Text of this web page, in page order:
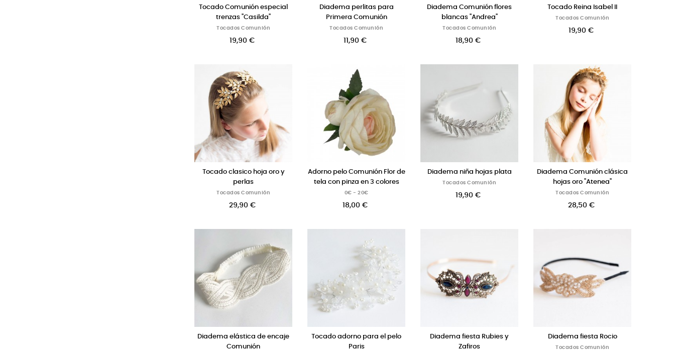
Tocado Comunión especial
trenzas "Casilda"
Tocados Comunión
19,90 €
Diadema perlitas para
Primera Comunión
Tocados Comunión
11,90 €
Diadema Comunión flores
blancas "Andrea"
Tocados Comunión
18,90 €
Tocado Reina Isabel II
Tocados Comunión
19,90 €
Tocado clasico hoja oro y
perlas
Tocados Comunión
29,90 €
Adorno pelo Comunión Flor de
tela con pinza en 3 colores
0€ - 20€
18,00 €
Diadema niña hojas plata
Tocados Comunión
19,90 €
Diadema Comunión clásica
hojas oro "Atenea"
Tocados Comunión
28,50 €
Diadema elástica de encaje
Comunión
Tocado adorno para el pelo
Paris
Diadema fiesta Rubies y
Zafiros
Diadema fiesta Rocio
Tocados Comunión